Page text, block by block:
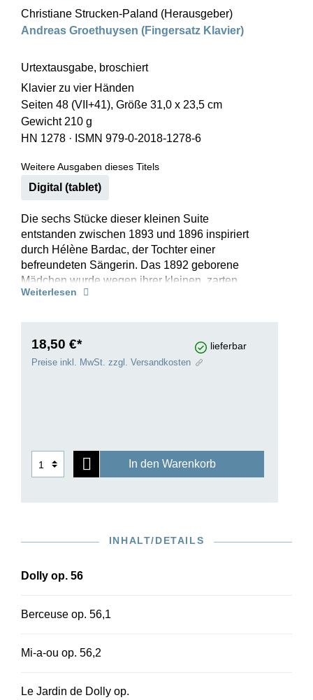
Christiane Strucken-Paland (Herausgeber)
Andreas Groethuysen (Fingersatz Klavier)
Urtextausgabe, broschiert
Klavier zu vier Händen
Seiten 48 (VII+41), Größe 31,0 x 23,5 cm
Gewicht 210 g
HN 1278 · ISMN 979-0-2018-1278-6
Weitere Ausgaben dieses Titels
Digital (tablet)
Die sechs Stücke dieser kleinen Suite
entstanden zwischen 1893 und 1896 inspiriert
durch Hélène Bardac, der Tochter einer
befreundeten Sängerin. Das 1892 geborene
Mädchen wurde wegen ihrer kleinen, zarten
Gestalt „Dolly“ (Püppchen) genannt. Die
Erlebniswelt des heranwachsenden Kindes
wider, vom Wiegenlied bis zum
zahlreiche für den französischen Komponisten
typische harmonische und rhythmische
Raffinessen – „Kindermusik“, die auch bestens
Weiterlesen
18,50 €* lieferbar
Preise inkl. MwSt. zzgl. Versandkosten
In den Warenkorb
INHALT/DETAILS
Dolly op. 56
Berceuse op. 56,1
Mi-a-ou op. 56,2
Le Jardin de Dolly op.